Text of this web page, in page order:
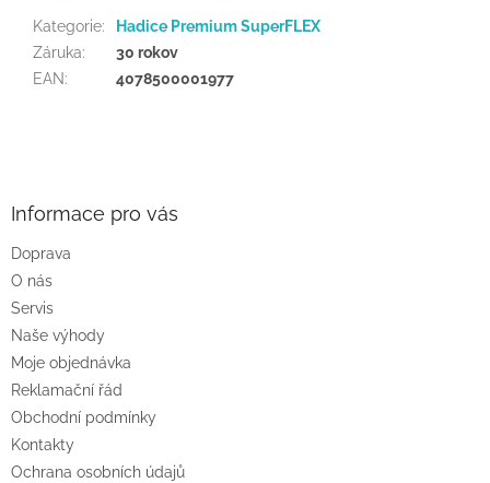
Kategorie:
Hadice Premium SuperFLEX
Záruka:
30 rokov
EAN: 4078500001977
Informace pro vás
Doprava
O nás
Servis
Naše výhody
Moje objednávka
Reklamační řád
Obchodní podmínky
Kontakty
Ochrana osobních údajů